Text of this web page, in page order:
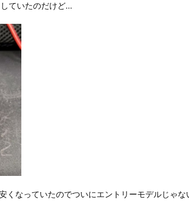
ていたのだけど…
くなっていたのでついにエントリーモデルじゃな